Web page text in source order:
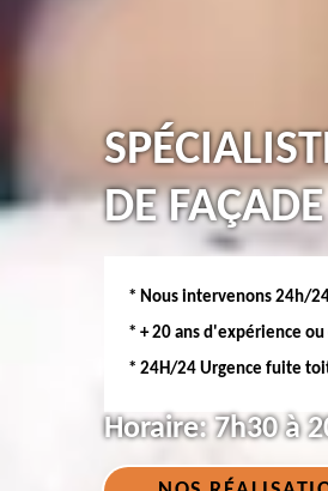
DE
* Nous intervenons 24h/
* + 20 ans d'expérience
* 24H/24 Urgence fuite
Horaire:7h30 à